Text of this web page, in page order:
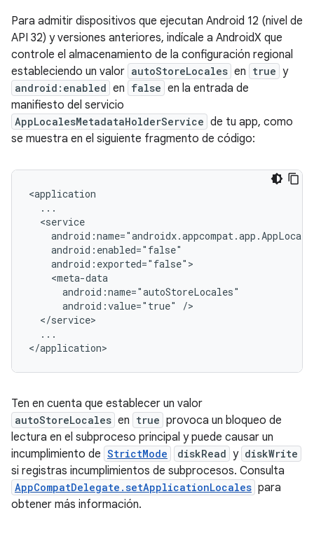
Para admitir dispositivos que ejecutan Android 12 (nivel de
API 32) y versiones anteriores, indícale a AndroidX que
controle el almacenamiento de la configuración regional
estableciendo un valor autoStoreLocales en true y
android:enabled en false en la entrada de
manifiesto del servicio
AppLocalesMetadataHolderService de tu app, como
se muestra en el siguiente fragmento de código:
android:value="true"
...
Ten en cuenta que establecer un valor
autoStoreLocales en true provoca un bloqueo de
lectura en el subproceso principal y puede causar un
incumplimiento de StrictMode diskRead y diskWrite
si registras incumplimientos de subprocesos. Consulta
AppCompatDelegate.setApplicationLocales para
obtener más información.